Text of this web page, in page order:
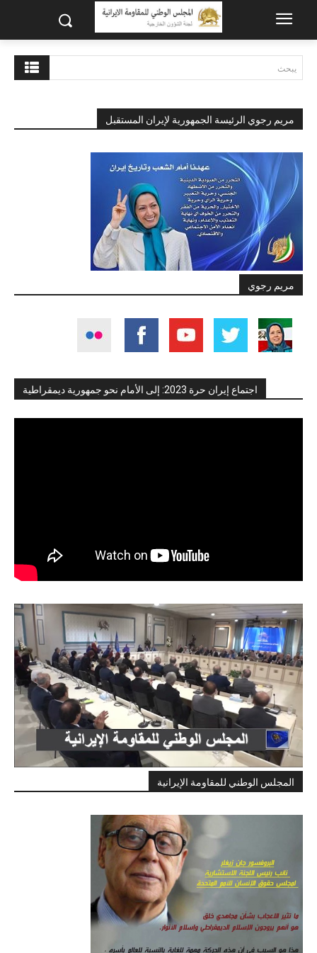
يبحث
مريم رجوي الرئيسة الجمهورية لإيران المستقبل
مريم رجوي
اجتماع إيران حرة 2023: إلى الأمام نحو جمهورية ديمقراطية
المجلس الوطني للمقاومة الإيرانية